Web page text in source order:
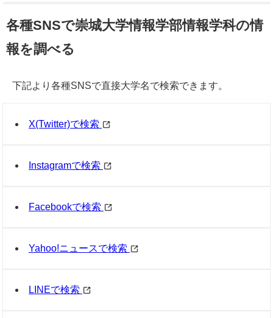
各種SNSで崇城大学情報学部情報学科の情
報を調べる
下記より各種SNSで直接大学名で検索できます。
X(Twitter)で検索
Instagramで検索
Facebookで検索
Yahoo!ニュースで検索
LINEで検索